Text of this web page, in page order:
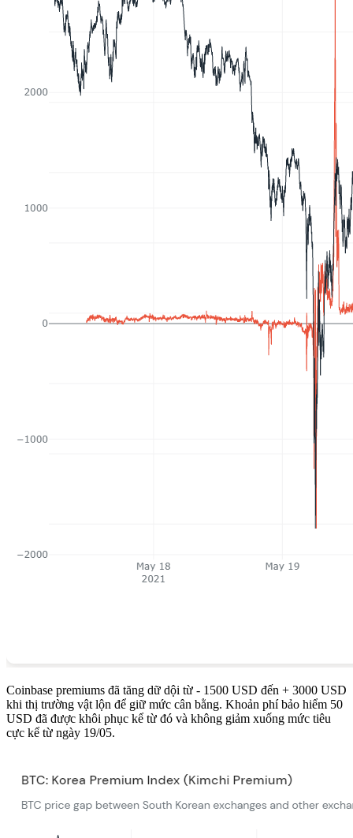
Coinbase premiums đã tăng dữ dội từ - 1500 USD đến + 3000 USD
khi thị trường vật lộn để giữ mức cân bằng. Khoản phí bảo hiểm 50
USD đã được khôi phục kể từ đó và không giảm xuống mức tiêu
cực kể từ ngày 19/05.